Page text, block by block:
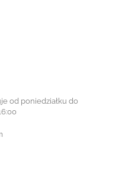
od poniedziałku do